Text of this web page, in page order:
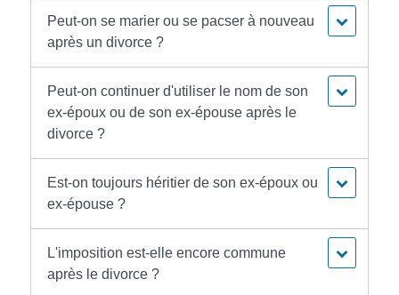
Peut-on se marier ou se pacser à nouveau
après un divorce ?
Peut-on continuer d'utiliser le nom de son
ex-époux ou de son ex-épouse après le
divorce ?
Est-on toujours héritier de son ex-époux ou
ex-épouse ?
L'imposition est-elle encore commune
après le divorce ?